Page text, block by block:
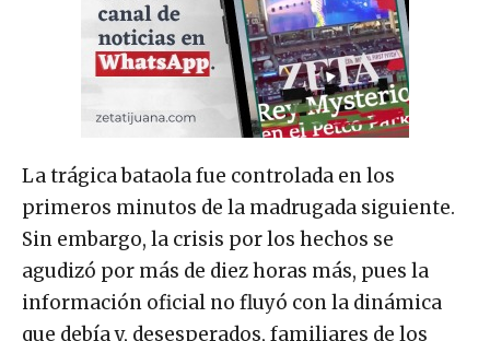
La trágica bataola fue controlada en los
primeros minutos de la madrugada siguiente.
Sin embargo, la crisis por los hechos se
agudizó por más de diez horas más, pues la
información oficial no fluyó con la dinámica
que debía y, desesperados, familiares de los